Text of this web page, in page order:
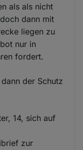
als als nicht
dann mit
liegen zu
nur in
fordert.
der Schutz
14, sich auf
zur